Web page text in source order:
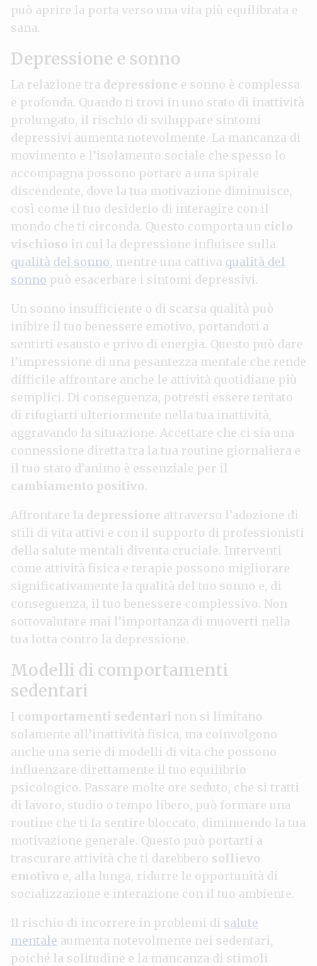
può aprire la porta verso una vita più equilibrata e
sana.
Depressione e sonno
La relazione tra depressione e sonno è complessa
e profonda. Quando ti trovi in uno stato di inattività
prolungato, il rischio di sviluppare sintomi
depressivi aumenta notevolmente. La mancanza di
movimento e l’isolamento sociale che spesso lo
accompagna possono portare a una spirale
discendente, dove la tua motivazione diminuisce,
così come il tuo desiderio di interagire con il
mondo che ti circonda. Questo comporta un ciclo
vischioso in cui la depressione influisce sulla
qualità del sonno, mentre una cattiva qualità del
sonno può esacerbare i sintomi depressivi.
Un sonno insufficiente o di scarsa qualità può
inibire il tuo benessere emotivo, portandoti a
sentirti esausto e privo di energia. Questo può dare
l’impressione di una pesantezza mentale che rende
difficile affrontare anche le attività quotidiane più
semplici. Di conseguenza, potresti essere tentato
di rifugiarti ulteriormente nella tua inattività,
aggravando la situazione. Accettare che ci sia una
connessione diretta tra la tua routine giornaliera e
il tuo stato d’animo è essenziale per il
cambiamento positivo.
Affrontare la depressione attraverso l’adozione di
stili di vita attivi e con il supporto di professionisti
della salute mentali diventa cruciale. Interventi
come attività fisica e terapie possono migliorare
significativamente la qualità del tuo sonno e, di
conseguenza, il tuo benessere complessivo. Non
sottovalutare mai l’importanza di muoverti nella
tua lotta contro la depressione.
Modelli di comportamenti
sedentari
I comportamenti sedentari non si limitano
solamente all’inattività fisica, ma coinvolgono
anche una serie di modelli di vita che possono
influenzare direttamente il tuo equilibrio
psicologico. Passare molte ore seduto, che si tratti
di lavoro, studio o tempo libero, può formare una
routine che ti fa sentire bloccato, diminuendo la tua
motivazione generale. Questo può portarti a
trascurare attività che ti darebbero sollievo
emotivo e, alla lunga, ridurre le opportunità di
socializzazione e interazione con il tuo ambiente.
Il rischio di incorrere in problemi di salute
mentale aumenta notevolmente nei sedentari,
poiché la solitudine e la mancanza di stimoli